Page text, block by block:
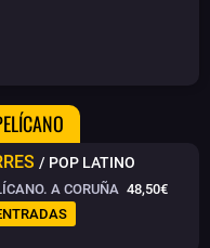
/ POP LATINO
A CORUÑA 48,50€